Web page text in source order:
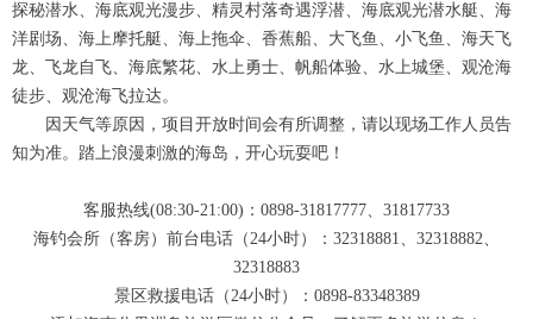
探秘潜水、海底观光漫步、精灵村落奇遇浮潜、海底观光潜水艇、海
洋剧场、海上摩托艇、海上拖伞、香蕉船、大飞鱼、小飞鱼、海天飞
龙、飞龙自飞、海底繁花、水上勇士、帆船体验、水上城堡、观沧海
徒步、观沧海飞拉达。
因天气等原因，项目开放时间会有所调整，请以现场工作人员告
知为准。踏上浪漫刺激的海岛，开心玩耍吧！
客服热线(08:30-21:00)：0898-31817777、31817733
海钓会所（客房）前台电话（24小时）：32318881、32318882、
32318883
景区救援电话（24小时）：0898-83348389